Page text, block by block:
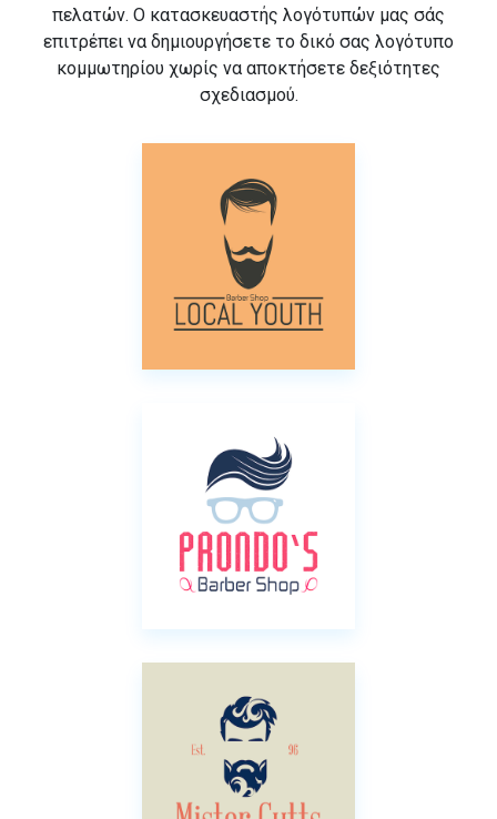
πελατών. Ο κατασκευαστής λογότυπών μας σάς
επιτρέπει να δημιουργήσετε το δικό σας λογότυπο
κομμωτηρίου χωρίς να αποκτήσετε δεξιότητες
σχεδιασμού.